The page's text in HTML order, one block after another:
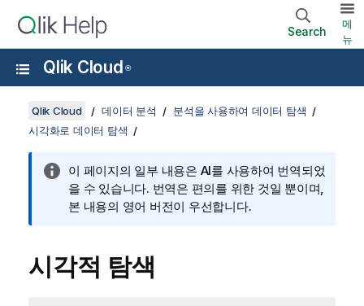
Search
메
뉴
Qlik Cloud ®
Qlik Cloud 데이터 분석
분석을 사용하여 데이터 탐색
시각화로 데이터 탐색
이 페이지의 일부 내용은 AI를 사용하여 번역되었
을 수 있습니다. 번역은 편의를 위한 것일 뿐이며,
본 내용의 영어 버전이 우선합니다.
시각적 탐색